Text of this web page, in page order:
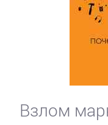
Взлом